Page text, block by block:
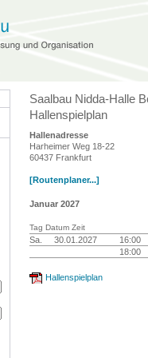
Saalbau Nidda-Halle
Hallenspielplan
Hallenadresse
Harheimer Weg 18-22
60437 Frankfurt
[Routenplaner...]
Januar 2027
Tag Datum Zeit
Sa. 30.01.2027 16:00
18:00
Hallenspielplan